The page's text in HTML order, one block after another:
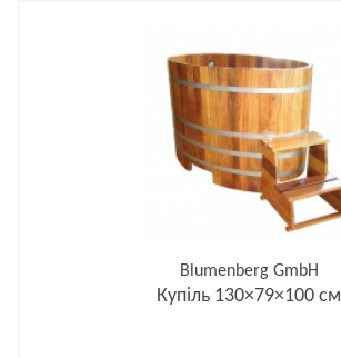
Blumenberg GmbH
Купіль 130×79×100 см